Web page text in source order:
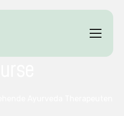
Akademie Hamburg by Wellveda